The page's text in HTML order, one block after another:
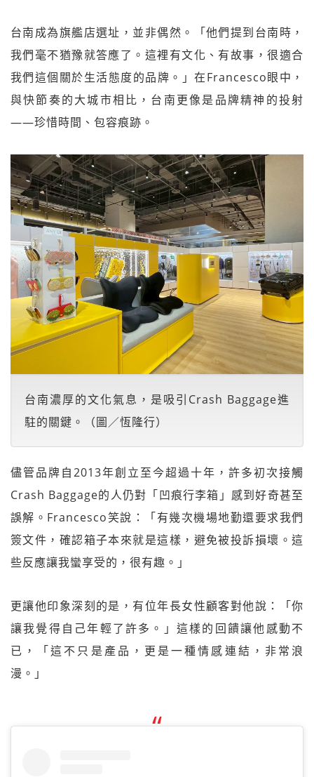
台南成為旗艦店選址，並非偶然。「他們提到台南時，
我們毫不猶豫就答應了。這裡有文化、有故事，很適合
我們這個關於生活態度的品牌。」在Francesco眼中，
與快節奏的大城市相比，台南更像是品牌精神的投射
——珍惜時間、包容痕跡。
台南濃厚的文化氣息，是吸引Crash Baggage進
駐的關鍵。（圖／恆隆行）
儘管品牌自2013年創立至今超過十年，許多初次接觸
Crash Baggage的人仍對「凹痕行李箱」感到好奇甚至
誤解。Francesco笑說：「有幾次機場地勤還要求我們
簽文件，確認箱子本來就是這樣，避免被投訴損壞。這
些反應讓我蠻享受的，很有趣。」
更讓他印象深刻的是，有位年長女性顧客對他說：「你
讓我覺得自己年輕了許多。」這樣的回饋讓他感動不
已，「這不只是產品，更是一種情感連結，非常浪
漫。」